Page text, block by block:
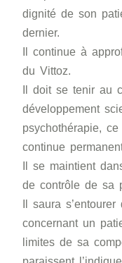
dignité de son
dernier.
Il continue à
du Vittoz.
Il doit se tenir au
développement
psychothérapie,
continue
Il se maintient
de contrôle de sa
Il saura
concernant un
limites de sa